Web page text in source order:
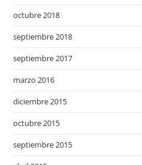
octubre 2018
septiembre 2018
septiembre 2017
marzo 2016
diciembre 2015
octubre 2015
septiembre 2015